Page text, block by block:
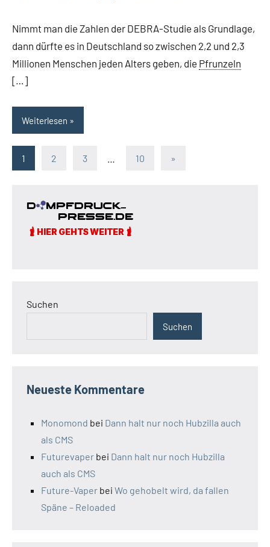
Nimmt man die Zahlen der DEBRA-Studie als Grundlage,
dann dürfte es in Deutschland so zwischen 2,2 und 2,3
Millionen Menschen jeden Alters geben, die Pfrunzeln
[…]
Weiterlesen
Seitennummerierung
Beiträge
1 2 3 10
Nächste
»
Suchen
Suchen
Neueste Kommentare
Monomond bei Dann halt nur noch Hubzilla auch
als CMS
Futurevaper bei Dann halt nur noch Hubzilla
auch als CMS
Future-Vaper bei Wo gehobelt wird, da fallen
Späne – Reloaded